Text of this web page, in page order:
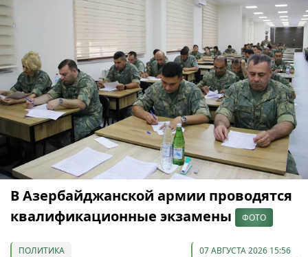
В Азербайджанской армии проводятся
квалификационные экзамены
ФОТО
ПОЛИТИКА 07 АВГУСТА 2026 15:56